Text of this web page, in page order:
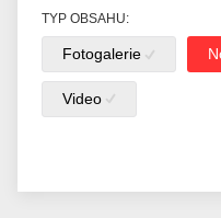
TYP OBSAHU:
Fotogalerie
Video